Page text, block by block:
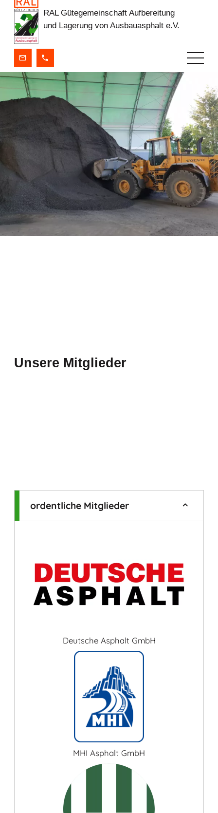
RAL Gütegemeinschaft Aufbereitung
und Lagerung von Ausbauasphalt e.V.
Unsere Mitglieder
ordentliche Mitglieder
Deutsche Asphalt GmbH
MHI Asphalt GmbH